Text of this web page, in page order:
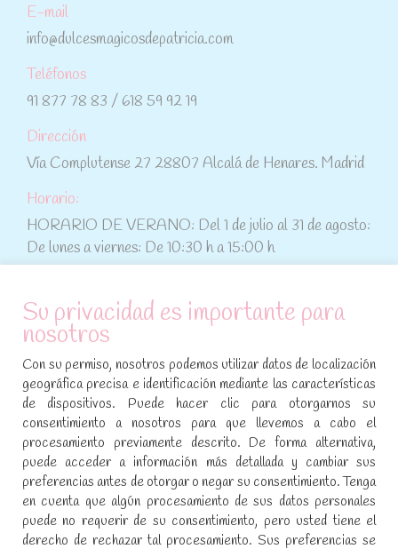
E-mail
info@dulcesmagicosdepatricia.com
Teléfonos
91 877 78 83 / 618 59 92 19
Dirección
Vía Complutense 27 28807 Alcalá de Henares. Madrid
Horario:
HORARIO DE VERANO: Del 1 de julio al 31 de agosto:
De lunes a viernes: De 10:30 h a 15:00 h
ATENCIÓN AL CLIENTE
Condiciones de compra
Aviso legal y política de privacidad
Política de cookies
SÍGUENOS EN REDES SOCIALES
Encuéntranos en:
Facebook
page
YouTube
page
Instagram
page
Su privacidad es importante para
nosotros
Con su permiso, nosotros podemos utilizar datos de localización
geográfica precisa e identificación mediante las características
de dispositivos. Puede hacer clic para otorgarnos su
consentimiento a nosotros para que llevemos a cabo el
procesamiento previamente descrito. De forma alternativa,
puede acceder a información más detallada y cambiar sus
preferencias antes de otorgar o negar su consentimiento. Tenga
en cuenta que algún procesamiento de sus datos personales
puede no requerir de su consentimiento, pero usted tiene el
derecho de rechazar tal procesamiento. Sus preferencias se